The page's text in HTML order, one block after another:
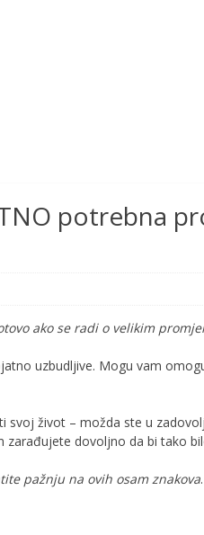
potrebna
ako se radi o velikim
uzbudljive. Mogu vam
svoj život – možda ste u
zarađujete dovoljno da bi tako
pažnju na ovih osam znakova.